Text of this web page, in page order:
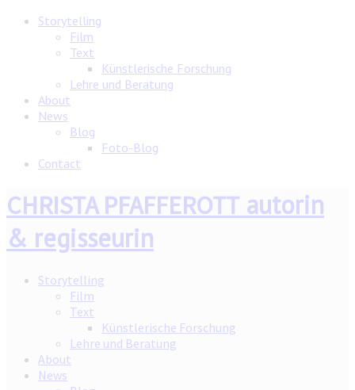
Storytelling
Film
Text
Künstlerische Forschung
Lehre und Beratung
About
News
Blog
Foto-Blog
Contact
CHRISTA PFAFFEROTT autorin
& regisseurin
Storytelling
Film
Text
Künstlerische Forschung
Lehre und Beratung
About
News